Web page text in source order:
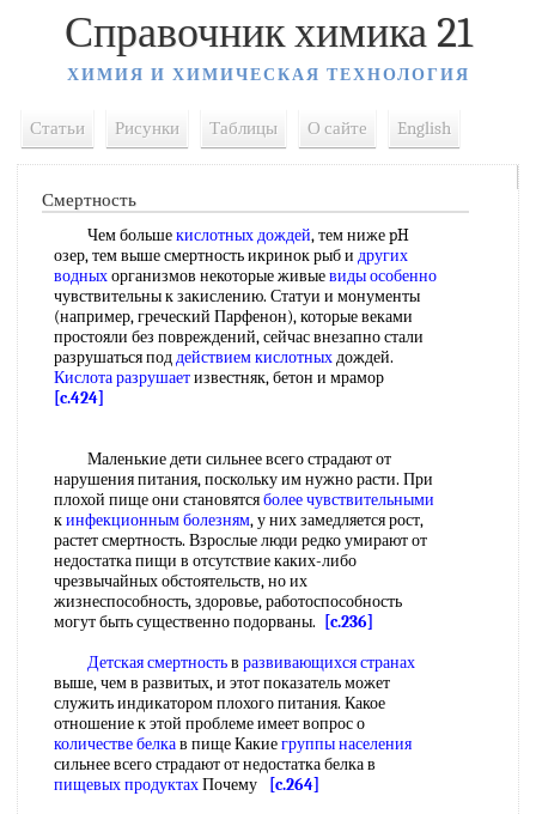
Справочник химика 21
ХИМИЯ И ХИМИЧЕСКАЯ ТЕХНОЛОГИЯ
Статьи Рисунки Таблицы О сайте English
Смертность
Чем большекислотных дождей, тем ниже pH
озер, тем выше смертность икринок рыб и других
водныхорганизмов некоторые живыевиды особенно
чувствительны к закислению. Статуи и монументы
(например, греческий Парфенон), которые веками
простояли без повреждений, сейчас внезапно стали
разрушаться поддействием кислотныхдождей.
Кислота разрушаетизвестняк, бетон и мрамор
[c.424]
Маленькие дети сильнее всего страдают от
нарушения питания, поскольку им нужно расти. При
плохой пище они становятсяболее чувствительными
кинфекционным болезням, у них замедляется рост,
растет смертность. Взрослые люди редко умирают от
недостатка пищи в отсутствие каких-либо
чрезвычайных обстоятельств, но их
жизнеспособность, здоровье, работоспособность
могут быть существенно подорваны.
[c.236]
Детская смертностьв развивающихся странах
выше, чем в развитых, и этот показатель может
служить индикатором плохого питания. Какое
отношение к этой проблеме имеет вопрос о
количестве белкав пище Какиегруппы населения
сильнее всего страдают от недостатка белка в
пищевых продуктахПочему
[c.264]